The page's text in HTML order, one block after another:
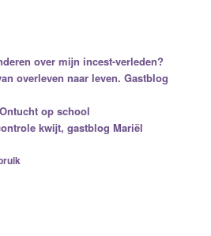
over mijn incest-verleden?
overleven naar leven. Gastblog
op school
kwijt, gastblog Mariël